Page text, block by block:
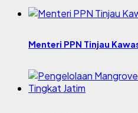
Menteri PPN Tinjau